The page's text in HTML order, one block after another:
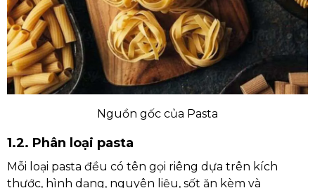
Nguồn gốc của Pasta
1.2. Phân loại pasta
Mỗi loại pasta đều có tên gọi riêng dựa trên kích
thước, hình dạng, nguyên liệu, sốt ăn kèm và